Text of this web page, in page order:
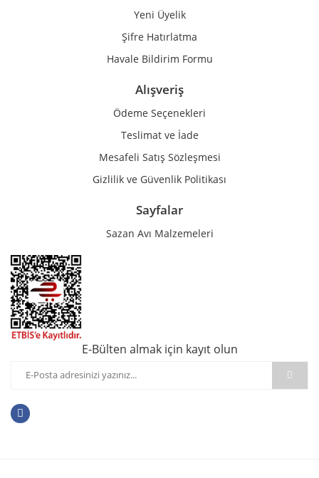
Gönder
Yeni Üyelik
Şifre Hatırlatma
Havale Bildirim Formu
Alışveriş
Ödeme Seçenekleri
Teslimat ve İade
Mesafeli Satış Sözleşmesi
Gizlilik ve Güvenlik Politikası
Sayfalar
Sazan Avı Malzemeleri
E-Bülten almak için kayıt olun